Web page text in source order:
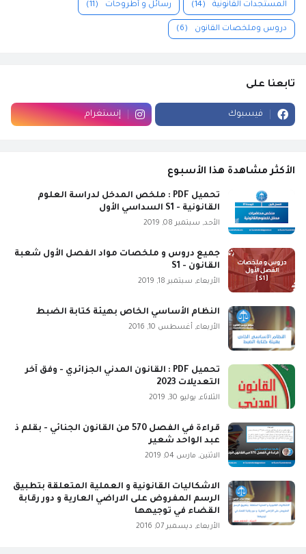
المستجدات القانونية (14) رسائل و أطروحات (11)
دروس وملخصات القانون (6)
تابعنا على
فيسبوك إنستغرام
الأكثر مشاهدة هذا الأسبوع
تحميل PDF : ملخص المدخل لدراسة العلوم
القانونية - S1 السداسي الأول
الأحد, سبتمبر 08, 2019
جميع دروس و ملخصات مواد الفصل الأول شعبة
القانون - S1
الأربعاء, سبتمبر 18, 2019
النظام الأساسي الخاص بهيئة كتابة الضبط
الأربعاء, أغسطس 10, 2016
تحميل PDF : القانون المدني الجزائري - وفق آخر
التعديلات 2023
الثلاثاء, يوليو 30, 2019
قراءة في الفصل 570 من القانون الجنائي - بقلم ذ
عبد الواحد شعير
الاثنين, مارس 04, 2019
الاشكاليات القانونية و العملية المتعلقة بتطبيق
الرسم المفروض على الاراضي العارية و دور رقابة
القضاء في توجيهها
الأربعاء, ديسمبر 07, 2016